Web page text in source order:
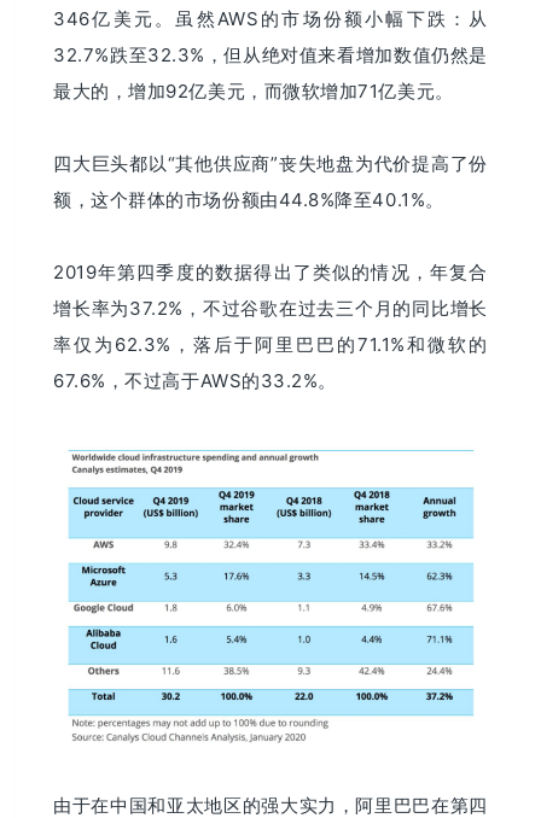
346亿美元。虽然AWS的市场份额小幅下跌：从
32.7%跌至32.3%，但从绝对值来看增加数值仍然是
最大的，增加92亿美元，而微软增加71亿美元。
四大巨头都以“其他供应商”丧失地盘为代价提高了份
额，这个群体的市场份额由44.8%降至40.1%。
2019年第四季度的数据得出了类似的情况，年复合
增长率为37.2%，不过谷歌在过去三个月的同比增长
率仅为62.3%，落后于阿里巴巴的71.1%和微软的
67.6%，不过高于AWS的33.2%。
由于在中国和亚太地区的强大实力，阿里巴巴在第四